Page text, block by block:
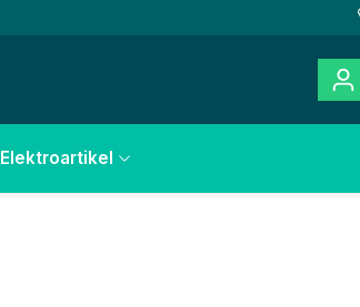
Elektroartikel